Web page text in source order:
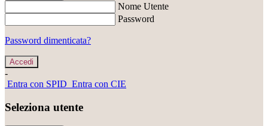
Nome Utente
Password
Password dimenticata?
-
Entra con SPID Entra con CIE
Seleziona utente